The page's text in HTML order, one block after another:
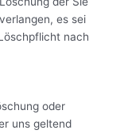
es sei
nach
oder
uns geltend